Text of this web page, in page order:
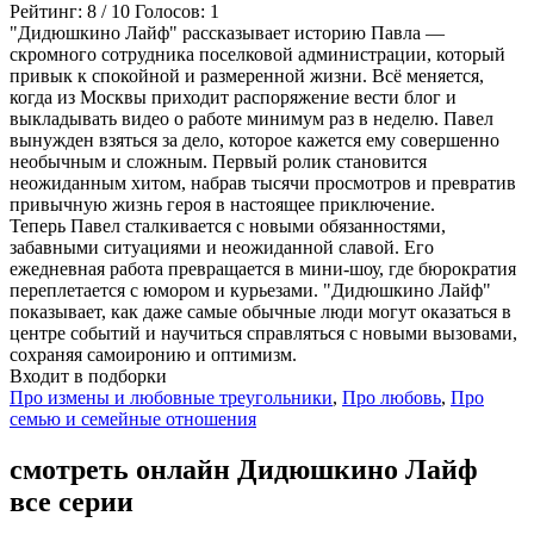
Рейтинг: 8 / 10 Голосов: 1
"Дидюшкино Лайф" рассказывает историю Павла —
скромного сотрудника поселковой администрации, который
привык к спокойной и размеренной жизни. Всё меняется,
когда из Москвы приходит распоряжение вести блог и
выкладывать видео о работе минимум раз в неделю. Павел
вынужден взяться за дело, которое кажется ему совершенно
необычным и сложным. Первый ролик становится
неожиданным хитом, набрав тысячи просмотров и превратив
привычную жизнь героя в настоящее приключение.
Теперь Павел сталкивается с новыми обязанностями,
забавными ситуациями и неожиданной славой. Его
ежедневная работа превращается в мини-шоу, где бюрократия
переплетается с юмором и курьезами. "Дидюшкино Лайф"
показывает, как даже самые обычные люди могут оказаться в
центре событий и научиться справляться с новыми вызовами,
сохраняя самоиронию и оптимизм.
Входит в подборки
Про измены и любовные треугольники, Про любовь, Про
семью и семейные отношения
смотреть онлайн Дидюшкино Лайф
все серии